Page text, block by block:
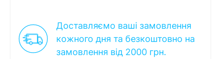
Доставляємо ваші замовлення
кожного дня та безкоштовно на
замовлення від 2000 грн.